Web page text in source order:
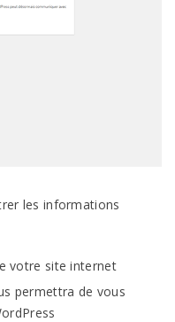
les informations
votre site internet
permettra de vous